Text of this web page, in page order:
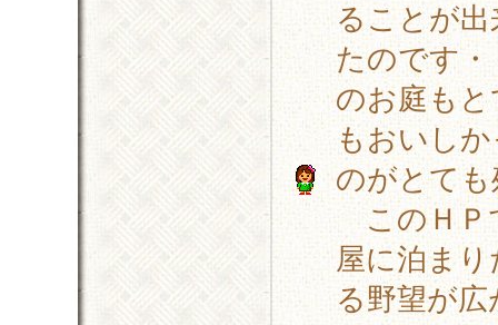
ることが
たのです
のお庭も
もおいし
のがとて
このＨＰ
屋に泊ま
る野望が